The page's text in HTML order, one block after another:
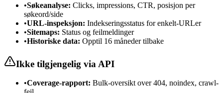
•Søkeanalyse: Clicks, impressions, CTR, posisjon per
søkeord/side
•URL-inspeksjon: Indekseringsstatus for enkelt-URLer
•Sitemaps: Status og feilmeldinger
•Historiske data: Opptil 16 måneder tilbake
Ikke tilgjengelig via API
•Coverage-rapport: Bulk-oversikt over 404, noindex, crawl-